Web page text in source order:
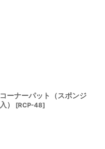
コーナーパット（スポンジ
入）
[RCP-48]